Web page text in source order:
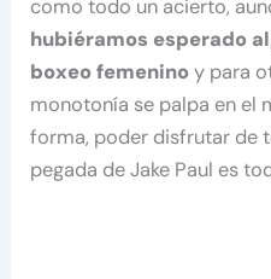
como todo un acierto,
hubiéramos esperado
boxeo femeninoy para
monotonía se palpa en el
forma, poder disfrutar de
pegada de Jake Paul es